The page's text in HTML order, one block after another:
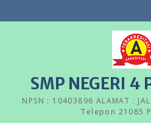
to
SMP NEGERI 4
NPSN : 10403896 ALAMAT :
Telepon 21085